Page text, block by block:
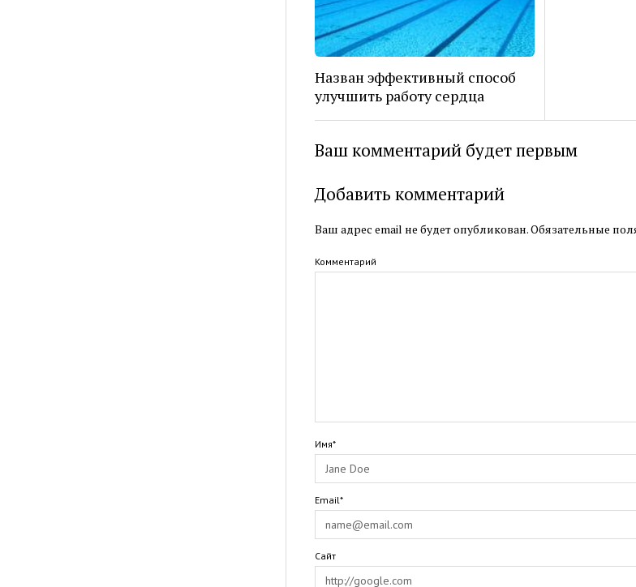
Назван эффективный способ
улучшить работу сердца
Ваш комментарий будет первым
Добавить комментарий
Ваш адрес email не будет опубликован.Обязательные
Комментарий
Имя*
Email*
Сайт